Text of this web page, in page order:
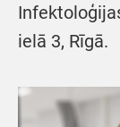
ielā 3, Rīgā.